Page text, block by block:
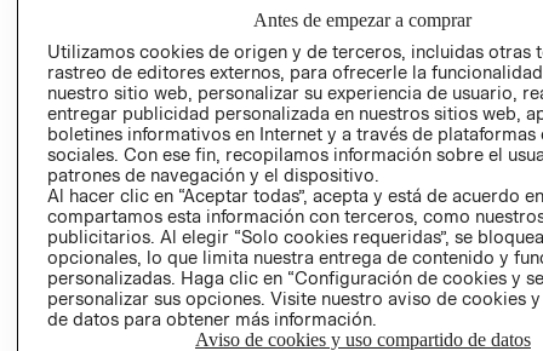
SOCIAL
PRENSA
RELACIÓN CON
INVERSIONISTAS
POLÍTICA
EMPRESARIAL
NUESTRAS
TIENDAS
- RETIRO EN
TIENDA
TÉRMINOS Y
AVISO DE
PRIVACIDAD
GIFT CARD
AVISO DE
Antes de empezar a comprar
Utilizamos cookies de origen y de terceros, incluidas otras
rastreo de editores externos, para ofrecerle la
nuestro sitio web, personalizar su experiencia de usuario,
entregar publicidad personalizada en nuestros sitios web,
boletines informativos en Internet y a través de plataformas
sociales. Con ese fin, recopilamos información sobre el
patrones de navegación y el dispositivo.
Al hacer clic en “Aceptar todas”, acepta y está de acuerdo
compartamos esta información con terceros, como
publicitarios. Al elegir “Solo cookies requeridas”, se
opcionales, lo que limita nuestra entrega de contenido y
personalizadas. Haga clic en “Configuración de cookies y
personalizar sus opciones. Visite nuestro aviso de cookies
de datos para obtener más información.
Aviso de cookies y uso compartido de datos